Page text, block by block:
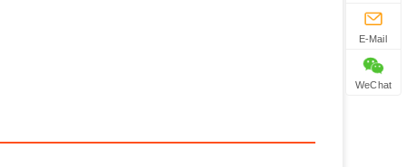
E-Mail
WeChat